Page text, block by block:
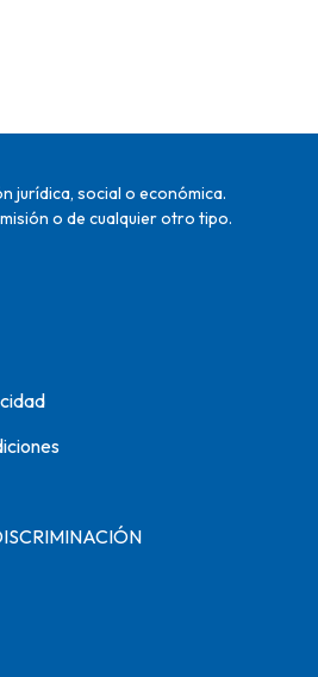
jurídica, social o económica.
o de cualquier otro tipo.